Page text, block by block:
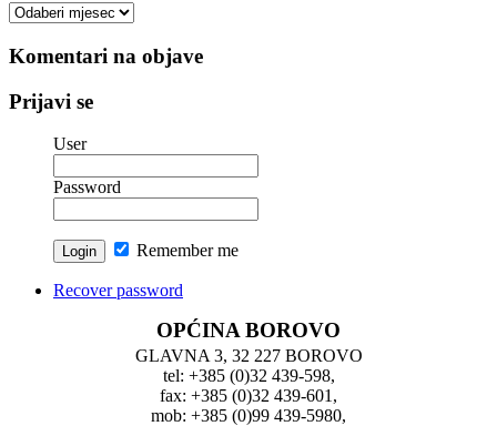
Arhiva
Komentari na objave
Prijavi se
User
Password
Remember me
Recover password
OPĆINA BOROVO
GLAVNA 3, 32 227 BOROVO
tel: +385 (0)32 439-598,
fax: +385 (0)32 439-601,
mob: +385 (0)99 439-5980,